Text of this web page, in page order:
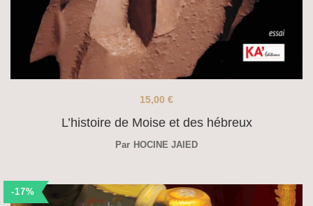
L’histoire de Moise et des hébreux
15,00 €
Par HOCINE JAIED
-17%